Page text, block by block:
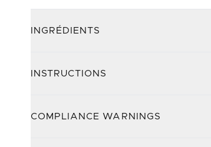
INGRÉDIENTS
INSTRUCTIONS
COMPLIANCE WARNINGS